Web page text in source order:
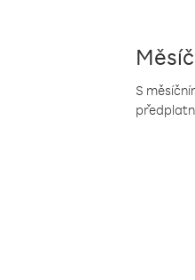
S